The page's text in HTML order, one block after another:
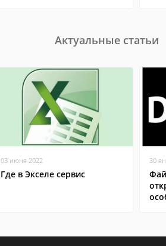
Актуальные статьи
03 июня 2022
Где в Экселе сервис
30